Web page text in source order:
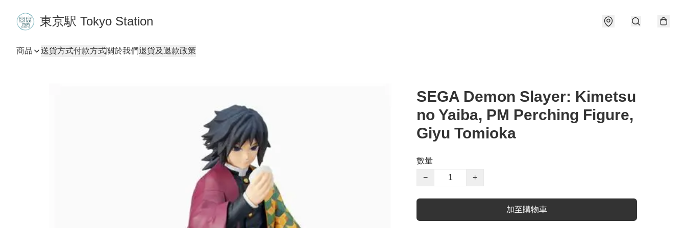
東京駅 Tokyo Station
商品 送貨方式付款方式關於我們退貨及退款政策
SEGA Demon Slayer: Kimetsu
no Yaiba, PM Perching Figure,
Giyu Tomioka
數量
−
+
加至購物車